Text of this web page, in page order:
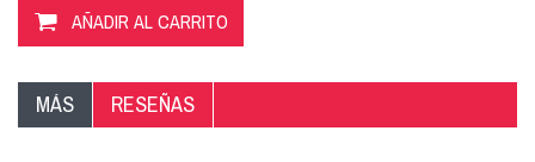
AÑADIR AL CARRITO
MÁS RESEÑAS